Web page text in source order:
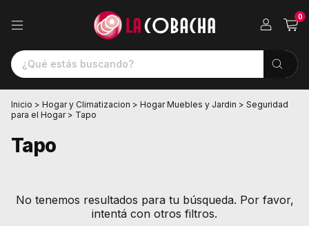
0
Inicio > Hogar y Climatizacion > Hogar Muebles y Jardin > Seguridad
para el Hogar > Tapo
Tapo
No tenemos resultados para tu búsqueda. Por favor,
intentá con otros filtros.